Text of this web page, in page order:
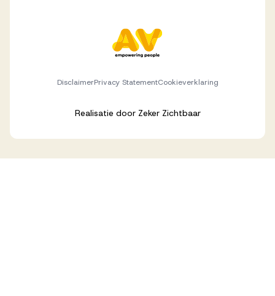
DisclaimerPrivacy StatementCookieverklaring
Realisatie door Zeker Zichtbaar